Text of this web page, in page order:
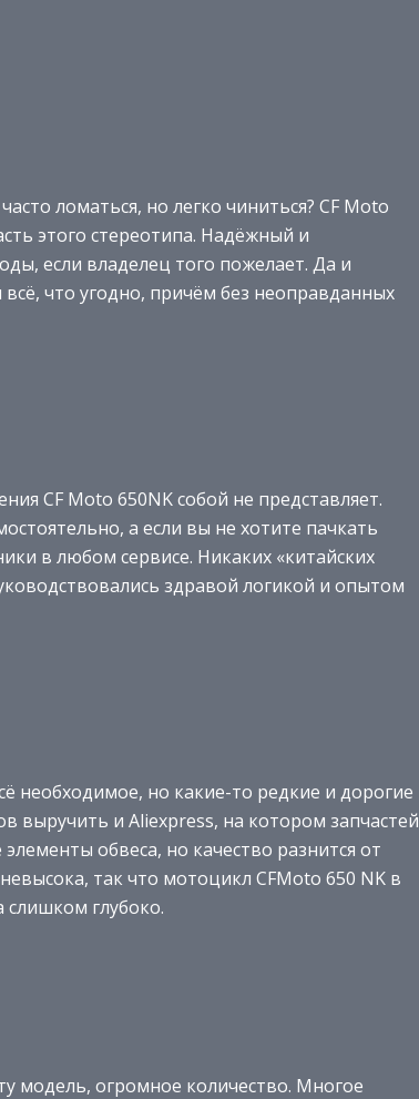
ломаться, но легко чиниться? CF Moto
этого стереотипа. Надёжный и
если владелец того пожелает. Да и
что угодно, причём без неоправданных
CF Moto 650NK собой не представляет.
а если вы не хотите пачкать
в любом сервисе. Никаких «китайских
здравой логикой и опытом
необходимое, но какие-то редкие и дорогие
выручить и Aliexpress, на котором запчастей
обвеса, но качество разнится от
так что мотоцикл CFMoto 650 NK в
слишком глубоко.
модель, огромное количество. Многое